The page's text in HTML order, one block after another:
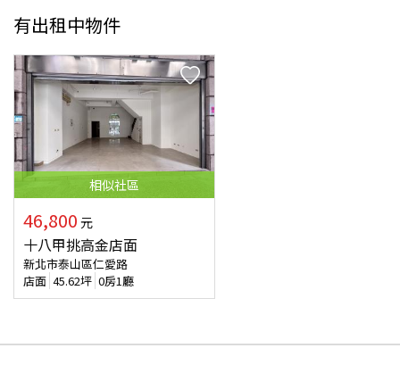
有出租中物件
相似社區
46,800 元
十八甲挑高金店面
新北市泰山區仁愛路
店面 45.62坪 0房1廳